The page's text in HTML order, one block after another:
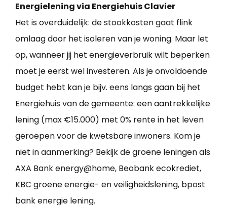
Energielening via Energiehuis Clavier
Het is overduidelijk: de stookkosten gaat flink
omlaag door het isoleren van je woning. Maar let
op, wanneer jij het energieverbruik wilt beperken
moet je eerst wel investeren. Als je onvoldoende
budget hebt kan je bijv. eens langs gaan bij het
Energiehuis van de gemeente: een aantrekkelijke
lening (max €15.000) met 0% rente in het leven
geroepen voor de kwetsbare inwoners. Kom je
niet in aanmerking? Bekijk de groene leningen als
AXA Bank energy@home, Beobank ecokrediet,
KBC groene energie- en veiligheidslening, bpost
bank energie lening.